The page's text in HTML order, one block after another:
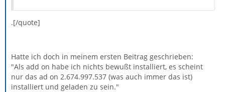
.[/quote]
Hatte ich doch in meinem ersten Beitrag geschrieben:
"Als add on habe ich nichts bewußt installiert, es scheint
nur das ad on 2.674.997.537 (was auch immer das ist)
installiert und geladen zu sein."